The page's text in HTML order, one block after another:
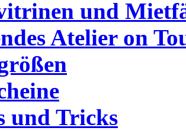
und
Atelier on
und Tricks